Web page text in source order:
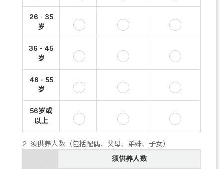
26 - 35
岁
36 - 45
岁
46 - 55
岁
56岁或
以上
2. 须供养人数（包括配偶、父母、弟妹、子女）
须供养人数